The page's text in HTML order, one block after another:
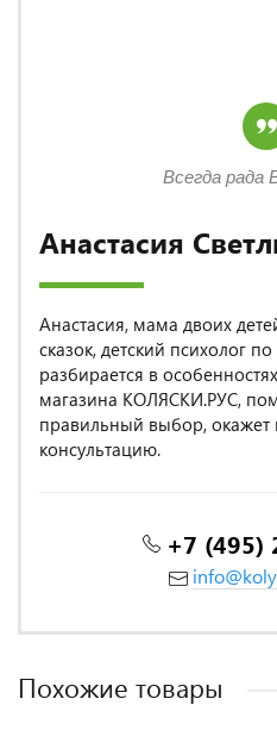
Анастасия
Анастасия, мама двоих
сказок, детский психолог
разбирается в
магазина КОЛЯСКИ.РУС,
правильный выбор,
консультацию.
+7 (495)
Всегда рада
Похожие товары